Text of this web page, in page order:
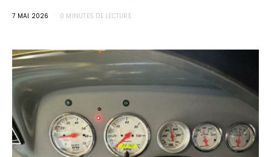
7 MAI 2026 0 MINUTES DE LECTURE